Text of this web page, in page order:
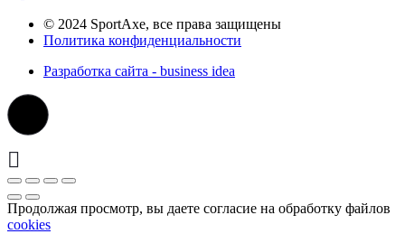
© 2024 SportAxe, все права защищены
Политика конфиденциальности
Разработка сайта - business idea
Продолжая просмотр, вы даете согласие на обработку файлов
cookies